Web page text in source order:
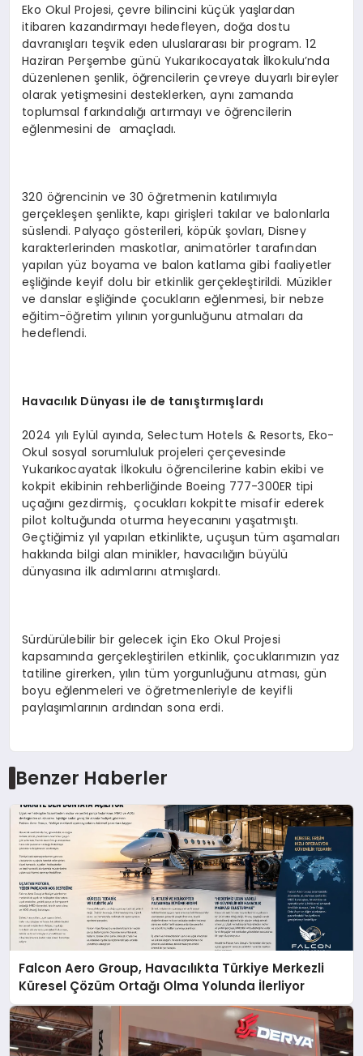
Eko Okul Projesi, çevre bilincini küçük yaşlardan
itibaren kazandırmayı hedefleyen, doğa dostu
davranışları teşvik eden uluslararası bir program. 12
Haziran Perşembe günü Yukarıkocayatak İlkokulu’nda
düzenlenen şenlik, öğrencilerin çevreye duyarlı bireyler
olarak yetişmesini desteklerken, aynı zamanda
toplumsal farkındalığı artırmayı ve öğrencilerin
eğlenmesini de amaçladı.
320 öğrencinin ve 30 öğretmenin katılımıyla
gerçekleşen şenlikte, kapı girişleri takılar ve balonlarla
süslendi. Palyaço gösterileri, köpük şovları, Disney
karakterlerinden maskotlar, animatörler tarafından
yapılan yüz boyama ve balon katlama gibi faaliyetler
eşliğinde keyif dolu bir etkinlik gerçekleştirildi. Müzikler
ve danslar eşliğinde çocukların eğlenmesi, bir nebze
eğitim-öğretim yılının yorgunluğunu atmaları da
hedeflendi.
Havacılık Dünyası ile de tanıştırmışlardı
2024 yılı Eylül ayında, Selectum Hotels & Resorts, Eko-
Okul sosyal sorumluluk projeleri çerçevesinde
Yukarıkocayatak İlkokulu öğrencilerine kabin ekibi ve
kokpit ekibinin rehberliğinde Boeing 777-300ER tipi
uçağını gezdirmiş, çocukları kokpitte misafir ederek
pilot koltuğunda oturma heyecanını yaşatmıştı.
Geçtiğimiz yıl yapılan etkinlikte, uçuşun tüm aşamaları
hakkında bilgi alan minikler, havacılığın büyülü
dünyasına ilk adımlarını atmışlardı.
Sürdürülebilir bir gelecek için Eko Okul Projesi
kapsamında gerçekleştirilen etkinlik, çocuklarımızın yaz
tatiline girerken, yılın tüm yorgunluğunu atması, gün
boyu eğlenmeleri ve öğretmenleriyle de keyifli
paylaşımlarının ardından sona erdi.
Benzer Haberler
Falcon Aero Group, Havacılıkta Türkiye Merkezli
Küresel Çözüm Ortağı Olma Yolunda İlerliyor